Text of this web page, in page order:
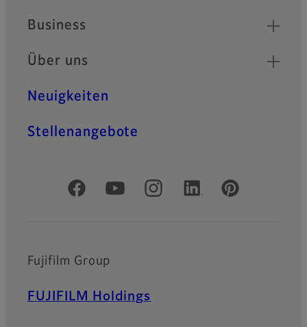
Business
Über uns
Neuigkeiten
Stellenangebote
Offizielle soziale Medien
Fujifilm Group
FUJIFILM Holdings